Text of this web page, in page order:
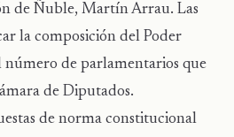
de Ñuble, Martín Arrau. Las
la composición del Poder
número de parlamentarios que
de Diputados.
de norma constitucional